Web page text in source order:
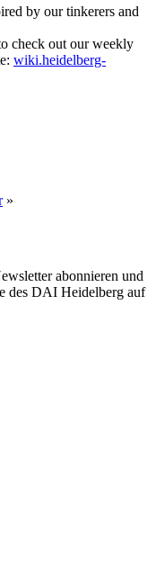
by our tinkerers and
check out our weekly
wiki.heidelberg-
»
abonnieren und
des DAI Heidelberg auf